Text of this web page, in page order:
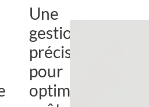
Une
gestion
précise
pour
optimiser